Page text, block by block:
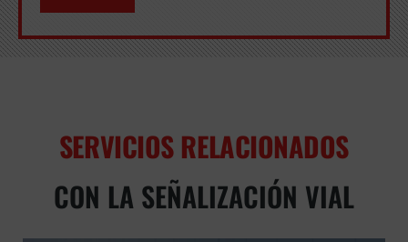
SERVICIOS RELACIONADOS
CON LA SEÑALIZACIÓN VIAL